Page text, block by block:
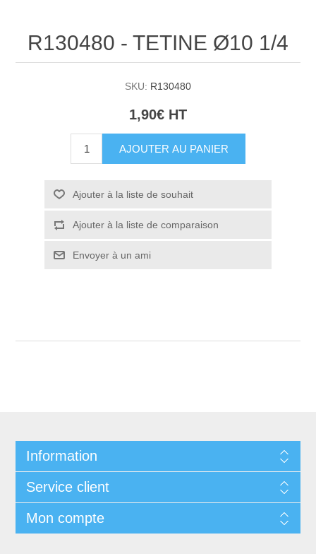
R130480 - TETINE Ø10 1/4
SKU: R130480
1,90€ HT
AJOUTER AU PANIER
Ajouter à la liste de souhait
Ajouter à la liste de comparaison
Envoyer à un ami
Information
Service client
Mon compte